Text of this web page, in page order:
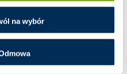
na wybór
skośne, świetny stosunek
i 25 lat gwarancji